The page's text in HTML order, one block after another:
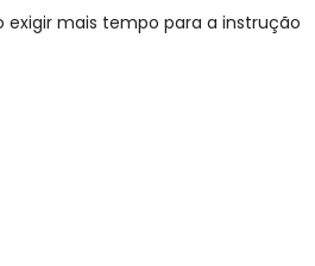
mais tempo para a instrução